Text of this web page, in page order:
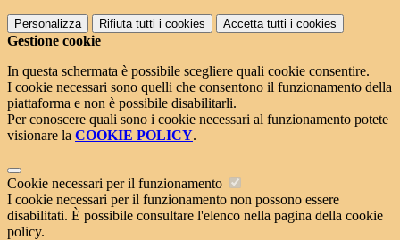
Personalizza Rifiuta tutti i cookies Accetta tutti i cookies
Gestione cookie
In questa schermata è possibile scegliere quali cookie consentire.
I cookie necessari sono quelli che consentono il funzionamento della
piattaforma e non è possibile disabilitarli.
Per conoscere quali sono i cookie necessari al funzionamento potete
visionare la COOKIE POLICY.
Cookie necessari per il funzionamento
I cookie necessari per il funzionamento non possono essere
disabilitati. È possibile consultare l'elenco nella pagina della cookie
policy.